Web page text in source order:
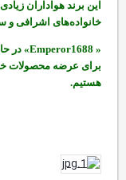
این برند هواداران زیادی
خانواده‌های اشرافی و
در حال
برای عرضه محصولات خود
هستیم.